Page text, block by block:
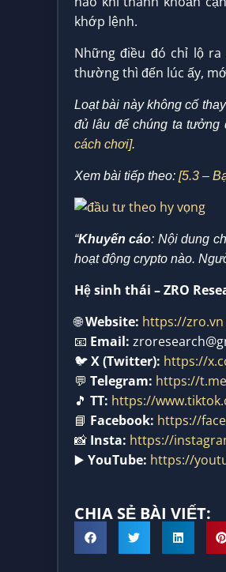
khớp lệnh.
Những điều đó chỉ lộ
thường thì đến lúc ấy,
Loạt bài này không cố
đủ lâu để chúng ta
cách chơi].
Xem bài tiếp theo: [5.3 –
“Khuyến cáo: Nội dung
hoạt động crypto nào.
Hệ sinh thái – ZRO
🌐Website: https://zro.vn
📧 Email:
🐦X (Twitter): https://
💬 Telegram: https://
🎵 TT: https://
📘 Facebook: https://
📸 Insta: https://
▶️ YouTube: https://
CHIA SẺ BÀI VIẾT: